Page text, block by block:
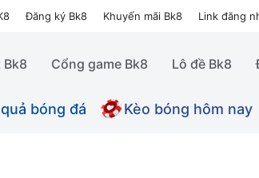
Đăng ký Bk8 Khuyến mãi Bk8 Link đăng
Bk8 Cổng game Bk8 Lô đề Bk8
bóng đá Kèo bóng hôm nay